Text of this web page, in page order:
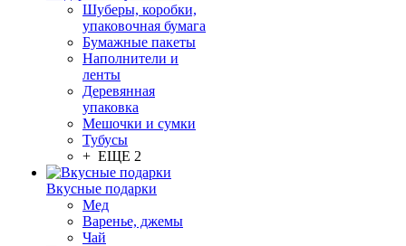
Шуберы, коробки,
упаковочная бумага
Бумажные пакеты
Наполнители и
ленты
Деревянная
упаковка
Мешочки и сумки
Тубусы
+ ЕЩЕ 2
Вкусные подарки
Мед
Варенье, джемы
Чай